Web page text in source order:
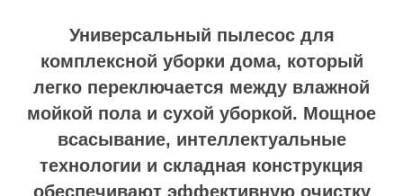
Универсальный пылесос для
комплексной уборки дома, который
легко переключается между влажной
мойкой пола и сухой уборкой. Мощное
всасывание, интеллектуальные
технологии и складная конструкция
обеспечивают эффективную очистку